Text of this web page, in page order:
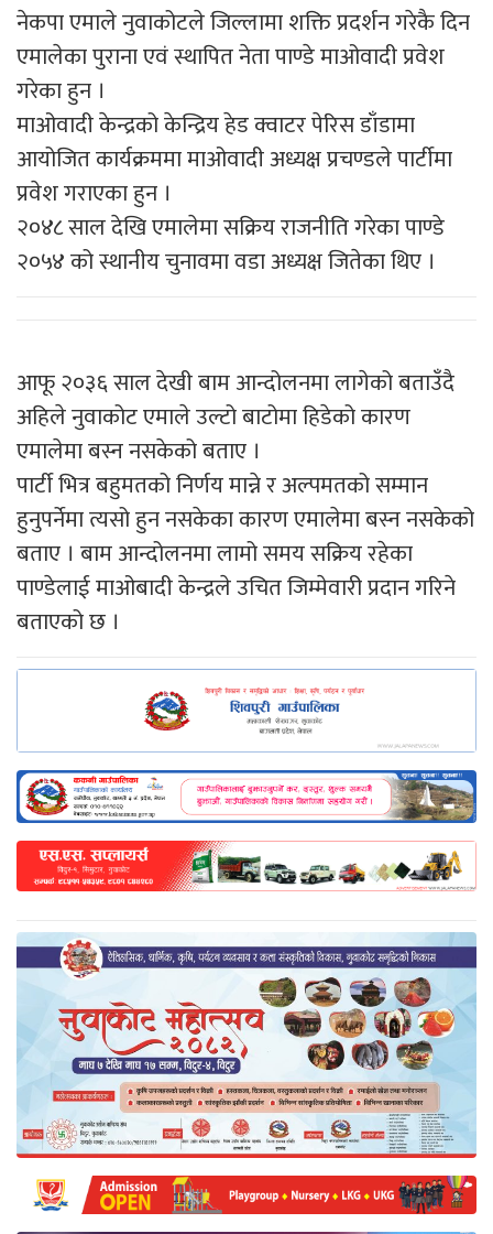
नेकपा एमाले नुवाकोटले जिल्लामा शक्ति प्रदर्शन गरेकै दिन
एमालेका पुराना एवं स्थापित नेता पाण्डे माओवादी प्रवेश
गरेका हुन ।
माओवादी केन्द्रको केन्द्रिय हेड क्वाटर पेरिस डाँडामा
आयोजित कार्यक्रममा माओवादी अध्यक्ष प्रचण्डले पार्टीमा
प्रवेश गराएका हुन ।
२०४८ साल देखि एमालेमा सक्रिय राजनीति गरेका पाण्डे
२०५४ को स्थानीय चुनावमा वडा अध्यक्ष जितेका थिए ।
आफू २०३६ साल देखी बाम आन्दोलनमा लागेको बताउँदै
अहिले नुवाकोट एमाले उल्टो बाटोमा हिडेको कारण
एमालेमा बस्न नसकेको बताए ।
पार्टी भित्र बहुमतको निर्णय मान्ने र अल्पमतको सम्मान
हुनुपर्नेमा त्यसो हुन नसकेका कारण एमालेमा बस्न नसकेको
बताए । बाम आन्दोलनमा लामो समय सक्रिय रहेका
पाण्डेलाई माओबादी केन्द्रले उचित जिम्मेवारी प्रदान गरिने
बताएको छ ।